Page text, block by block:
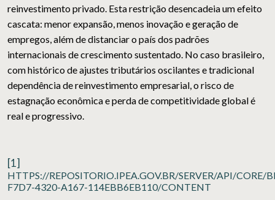
reinvestimento privado. Esta restrição desencadeia um efeito
cascata: menor expansão, menos inovação e geração de
empregos, além de distanciar o país dos padrões
internacionais de crescimento sustentado. No caso brasileiro,
com histórico de ajustes tributários oscilantes e tradicional
dependência de reinvestimento empresarial, o risco de
estagnação econômica e perda de competitividade global é
real e progressivo.
[1]
HTTPS://REPOSITORIO.IPEA.GOV.BR/SERVER/API/CORE/
F7D7-4320-A167-114EBB6EB110/CONTENT